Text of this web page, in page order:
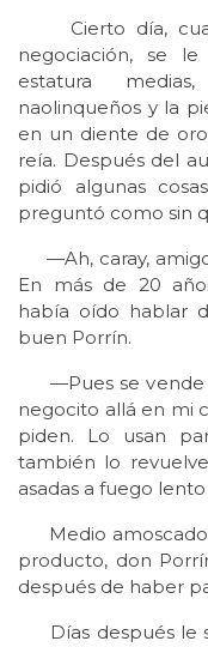
Cierto día,
negociación, se
estatura
naolinqueños y la
en un diente de
reía. Después del
pidió algunas
preguntó como sin
—Ah, caray,
En más de 20
había oído hablar
buen Porrín.
—Pues se vende
negocito allá en mi
piden. Lo usan
también lo
asadas a fuego
Medio amoscado
producto, don
después de haber
Días después le